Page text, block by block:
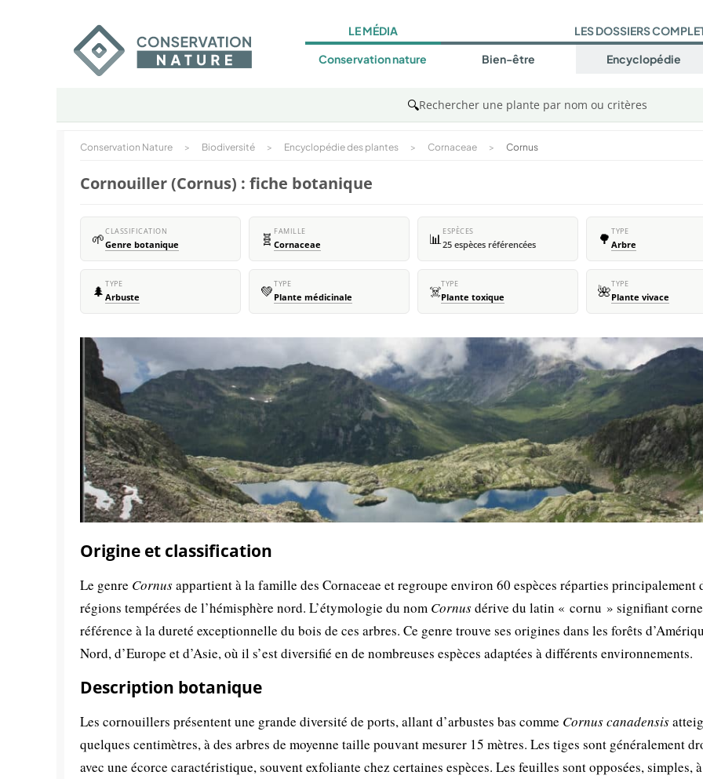
LE MÉDIA
Conservation nature
LES DOSSIERS
Bien-être Encyclopédie
🔍Rechercher une plante par nom ou critères
Conservation Nature > Biodiversité > Encyclopédie des plantes > Cornaceae > Cornus
Cornouiller (Cornus) : fiche botanique
🌱CLASSIFICATION
Genre botanique 🧬 FAMILLE
Cornaceae 📊 ESPÈCES
25 espèces référencées 🌳 TYPE
Arbre
🌲 TYPE
Arbuste 💚TYPE
Plante médicinale ☠️TYPE
Plante toxique 🌺TYPE
Plante vivace
Origine et classification
Le genre Cornusappartient à la famille des Cornaceae et regroupe environ 60 espèces réparties principalement
régions tempérées de l’hémisphère nord. L’étymologie du nom Cornusdérive du latin « cornu » signifiant
référence à la dureté exceptionnelle du bois de ces arbres. Ce genre trouve ses origines dans les forêts
Nord, d’Europe et d’Asie, où il s’est diversifié en de nombreuses espèces adaptées à différents environnements.
Description botanique
Les cornouillers présentent une grande diversité de ports, allant d’arbustes bas comme Cornus canadensis
quelques centimètres, à des arbres de moyenne taille pouvant mesurer 15 mètres. Les tiges sont généralement
avec une écorce caractéristique, souvent exfoliante chez certaines espèces. Les feuilles sont opposées, simples, à